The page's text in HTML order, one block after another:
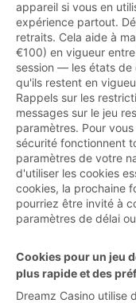
appareil si vous en
expérience partout.
retraits. Cela aide à
€100) en vigueur
session — les états de
qu'ils restent en
Rappels sur les
messages sur le jeu
paramètres. Pour
sécurité fonctionnent
paramètres de votre
d'utiliser les cookies
cookies, la prochaine
pourriez être invité à
paramètres de délai
Cookies pour un jeu
plus rapide et des
Dreamz Casino utilise